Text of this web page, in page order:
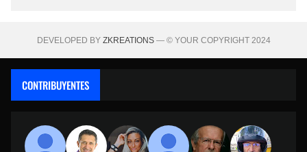
DEVELOPED BY ZKREATIONS— © YOUR COPYRIGHT 2024
CONTRIBUYENTES